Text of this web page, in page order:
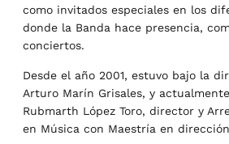
como invitados especiales en los
donde la Banda hace presencia,
conciertos.
Desde el año 2001, estuvo bajo la
Arturo Marín Grisales, y
Rubmarth López Toro, director y
en Música con Maestría en